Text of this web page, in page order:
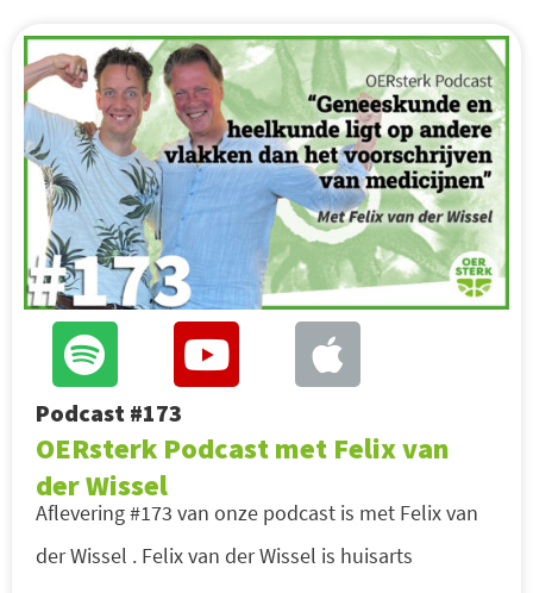
Podcast #173
OERsterk Podcast met Felix van
der Wissel
Aflevering #173 van onze podcast is met Felix van
der Wissel . Felix van der Wissel is huisarts